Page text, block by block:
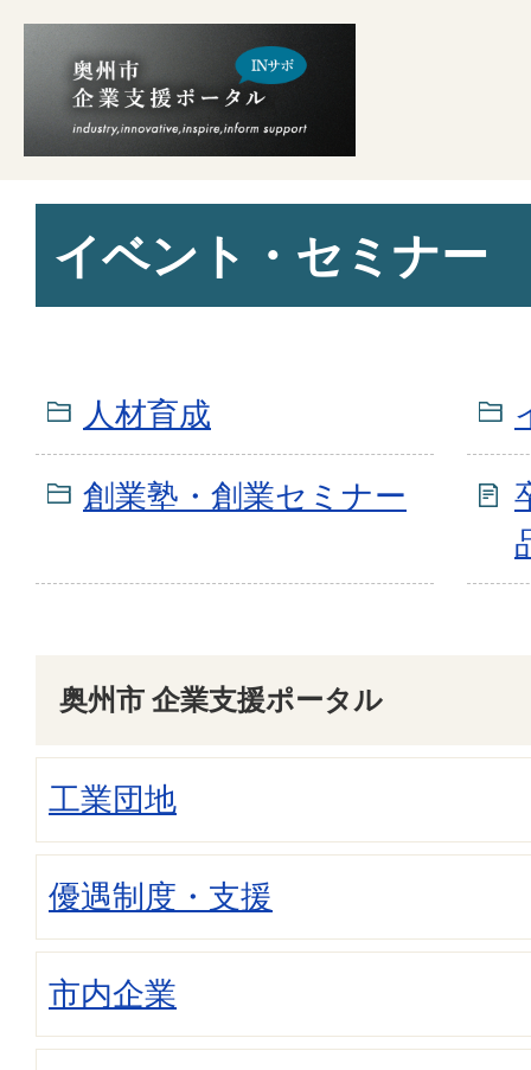
イベント・セミナー
人材育成
創業塾・創業セミナー
奥州市 企業支援ポータル
工業団地
優遇制度・支援
市内企業